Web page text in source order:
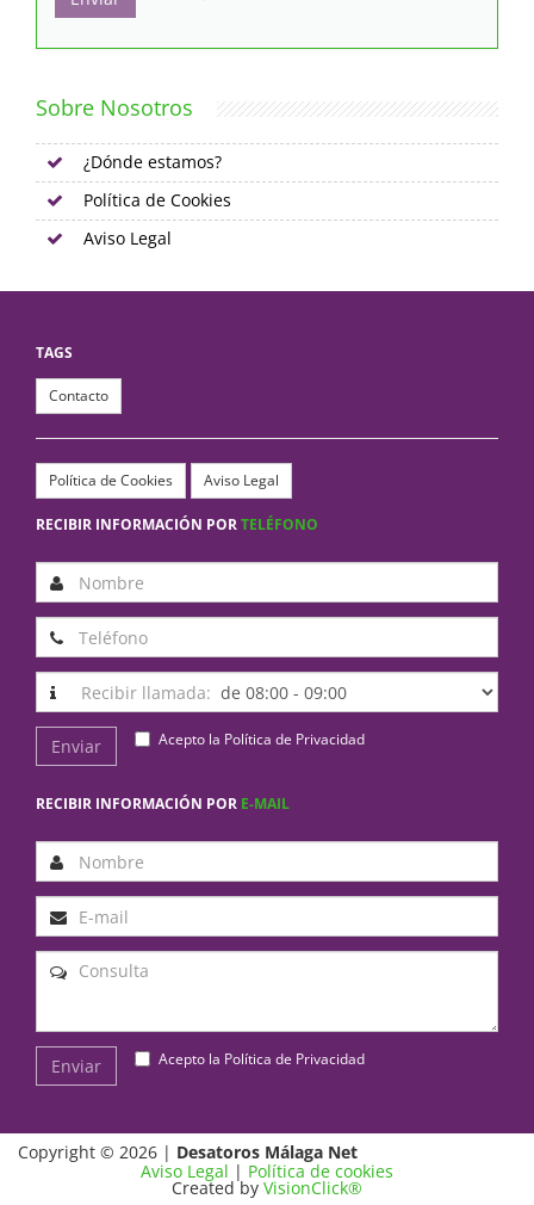
Sobre Nosotros
¿Dónde estamos?
Política de Cookies
Aviso Legal
TAGS
Contacto
Política de Cookies Aviso Legal
RECIBIR INFORMACIÓN PORTELÉFONO
Recibir llamada:
Enviar Acepto la Política de Privacidad
RECIBIR INFORMACIÓN POR E-MAIL
Enviar Acepto la Política de Privacidad
Copyright © 2026 | Desatoros Málaga Net
Aviso Legal | Política de cookies
Created by VisionClick®